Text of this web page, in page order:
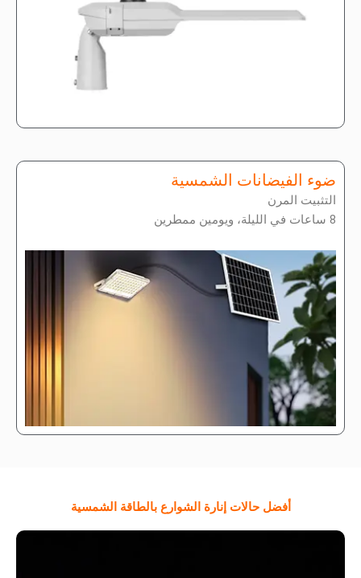
ضوء الفيضانات الشمسية
التثبيت المرن
8 ساعات في الليلة، ويومين ممطرين
أفضل حالات إنارة الشوارع بالطاقة الشمسية